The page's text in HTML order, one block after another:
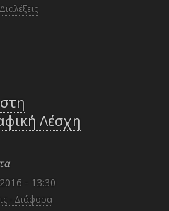
Λέσχη
- 13:30
- Διάφορα